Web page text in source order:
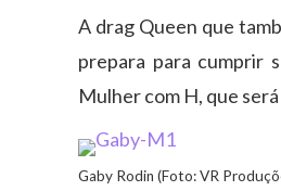
A drag Queen que
prepara para cumprir
Mulher com H, que
Gaby Rodin (Foto: VR